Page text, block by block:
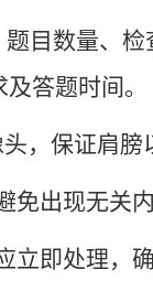
目数量、
答题时间。
，保证肩膀
出现无关
即处理，